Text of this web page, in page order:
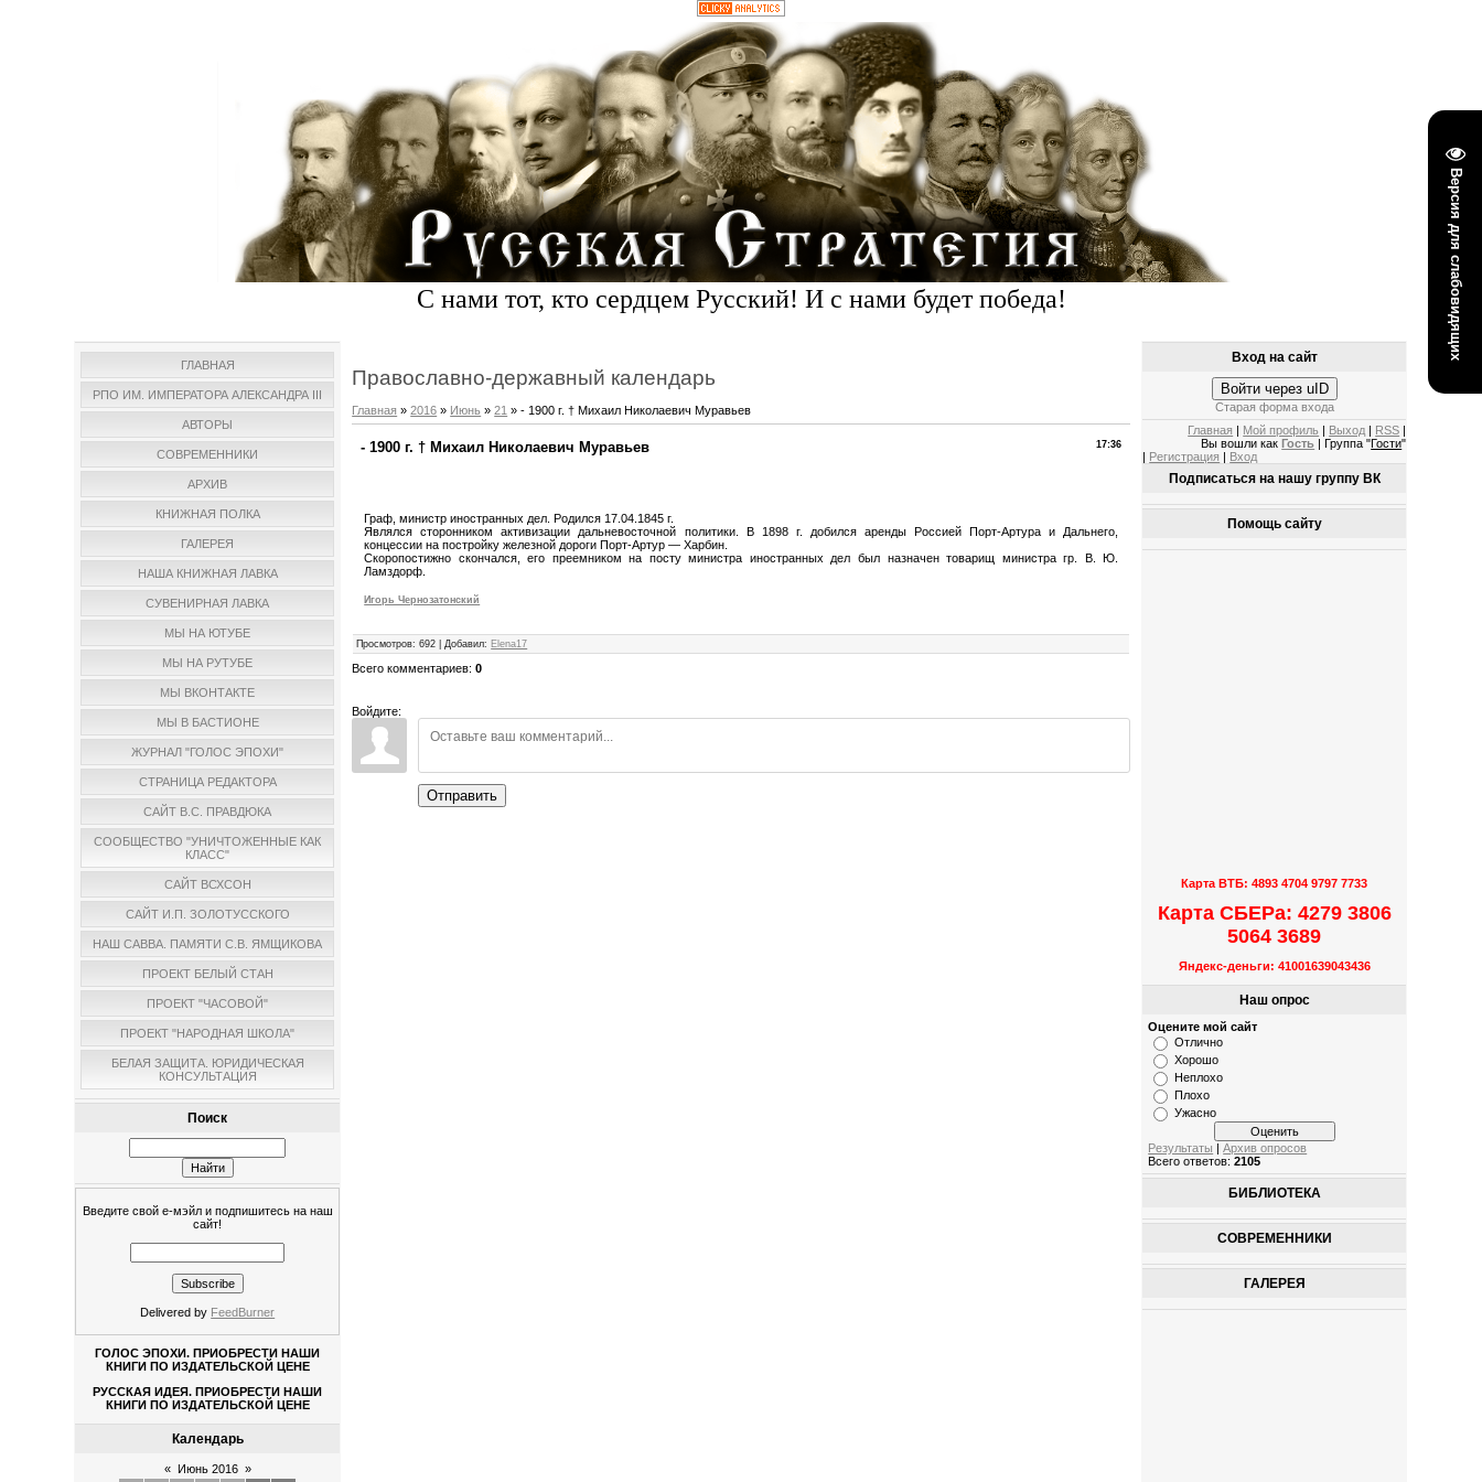
Версия для слабовидящих
С нами тот, кто сердцем Русский! И с нами будет победа!
ГЛАВНАЯ
РПО ИМ. ИМПЕРАТОРА АЛЕКСАНДРА III
АВТОРЫ
СОВРЕМЕННИКИ
АРХИВ
КНИЖНАЯ ПОЛКА
ГАЛЕРЕЯ
НАША КНИЖНАЯ ЛАВКА
СУВЕНИРНАЯ ЛАВКА
МЫ НА ЮТУБЕ
МЫ НА РУТУБЕ
МЫ ВКОНТАКТЕ
МЫ В БАСТИОНЕ
ЖУРНАЛ "ГОЛОС ЭПОХИ"
СТРАНИЦА РЕДАКТОРА
САЙТ В.С. ПРАВДЮКА
СООБЩЕСТВО "УНИЧТОЖЕННЫЕ КАК
КЛАСС"
САЙТ ВСХСОН
САЙТ И.П. ЗОЛОТУССКОГО
НАШ САВВА. ПАМЯТИ С.В. ЯМЩИКОВА
ПРОЕКТ БЕЛЫЙ СТАН
ПРОЕКТ "ЧАСОВОЙ"
ПРОЕКТ "НАРОДНАЯ ШКОЛА"
БЕЛАЯ ЗАЩИТА. ЮРИДИЧЕСКАЯ
КОНСУЛЬТАЦИЯ
Поиск
Введите свой е-мэйл и подпишитесь на наш
сайт!
Delivered by FeedBurner
ГОЛОС ЭПОХИ. ПРИОБРЕСТИ НАШИ
КНИГИ ПО ИЗДАТЕЛЬСКОЙ ЦЕНЕ
РУССКАЯ ИДЕЯ. ПРИОБРЕСТИ НАШИ
КНИГИ ПО ИЗДАТЕЛЬСКОЙ ЦЕНЕ
Календарь
« Июнь 2016 »
Православно-державный календарь
Главная »2016 » Июнь » 21 » - 1900 г. † Михаил Николаевич Муравьев
17:36
- 1900 г. † Михаил Николаевич Муравьев
Граф, министр иностранных дел. Родился 17.04.1845 г.
Являлся сторонником активизации дальневосточной политики. В 1898 г. добился аренды Россией Порт-Артура и Дальнего,
концессии на постройку железной дороги Порт-Артур — Харбин.
Скоропостижно скончался, его преемником на посту министра иностранных дел был назначен товарищ министра гр. В. Ю.
Ламздорф.
Игорь Чернозатонский
Просмотров: 692 |Добавил: Elena17
Всего комментариев:0
Войдите:
Отправить
Вход на сайт
Войти через uID
Старая форма входа
Главная
Мой профиль Выход RSS
Вы вошли как Гость | Группа "Гости"
Регистрация Вход
Подписаться на нашу группу ВК
Помощь сайту
Карта ВТБ: 4893 4704 9797 7733
Карта СБЕРа: 4279 3806
5064 3689
Яндекс-деньги: 41001639043436
Наш опрос
Оцените мой сайт
Отлично
Хорошо
Неплохо
Плохо
Ужасно
Результаты |Архив опросов
Всего ответов:2105
БИБЛИОТЕКА
СОВРЕМЕННИКИ
ГАЛЕРЕЯ